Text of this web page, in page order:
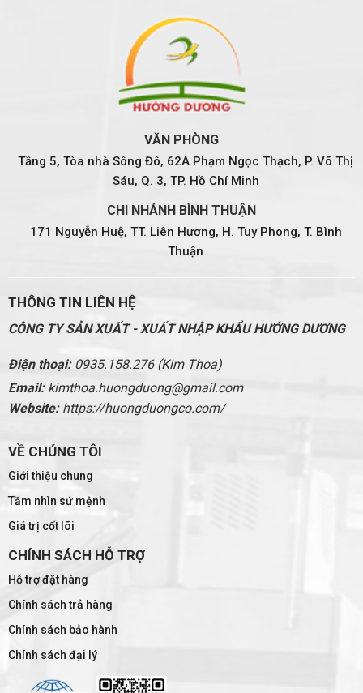
VĂN PHÒNG
Tầng 5, Tòa nhà Sông Đô, 62A Phạm Ngọc Thạch, P. Võ Thị
Sáu, Q. 3, TP. Hồ Chí Minh
CHI NHÁNH BÌNH THUẬN
171 Nguyễn Huệ, TT. Liên Hương, H. Tuy Phong, T. Bình
Thuận
THÔNG TIN LIÊN HỆ
CÔNG TY SẢN XUẤT - XUẤT NHẬP KHẨU HƯỚNG DƯƠNG
Điện thoại:0935.158.276 (Kim Thoa)
Email: kimthoa.huongduong@gmail.com
Website:https://huongduongco.com/
VỀ CHÚNG TÔI
Giới thiệu chung
Tầm nhìn sứ mệnh
Giá trị cốt lõi
CHÍNH SÁCH HỖ TRỢ
Hỗ trợ đặt hàng
Chính sách trả hàng
Chính sách bảo hành
Chính sách đại lý